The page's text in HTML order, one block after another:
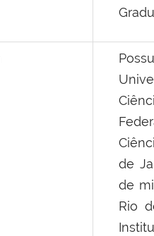
de
de
Rio